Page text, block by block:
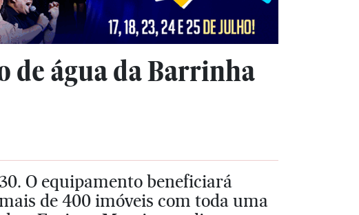
de água da Barrinha
O equipamento beneficiará
de 400 imóveis com toda uma